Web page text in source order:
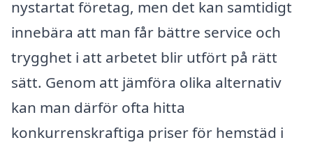
nystartat företag, men det kan samtidigt
innebära att man får bättre service och
trygghet i att arbetet blir utfört på rätt
sätt. Genom att jämföra olika alternativ
kan man därför ofta hitta
konkurrenskraftiga priser för hemstäd i